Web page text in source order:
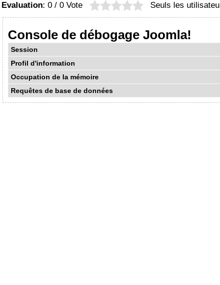
Evaluation: 0 / 0 Vote Seuls les
Console de débogage Joomla!
Session
Profil d'information
Occupation de la mémoire
Requêtes de base de données